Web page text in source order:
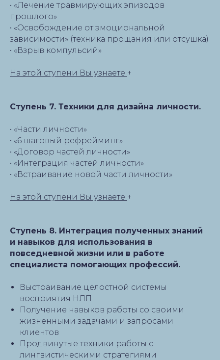
• «Лечение травмирующих эпизодов
прошлого»
• «Освобождение от эмоциональной
зависимости» (техника прощания или отсушка)
• «Взрыв компульсий»
На этой ступени Вы узнаете +
Ступень 7. Техники для дизайна личности.
• «Части личности»
• «6 шаговый рефрейминг»
• «Договор частей личности»
• «Интеграция частей личности»
• «Встраивание новой части личности»
На этой ступени Вы узнаете +
Ступень 8. Интеграция полученных знаний
и навыков для использования в
повседневной жизни или в работе
специалиста помогающих профессий.
Выстраивание целостной системы
восприятия НЛП
Получение навыков работы со своими
жизненными задачами и запросами
клиентов
Продвинутые техники работы с
лингвистическими стратегиями